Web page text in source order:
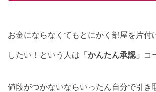
お金にならなくてもとにかく部屋を片付
したい！という人は 「かんたん承認」 コ
値段がつかないならいったん自分で引き